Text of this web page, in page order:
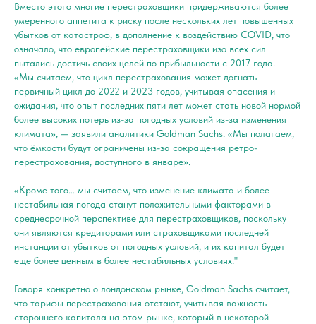
Вместо этого многие перестраховщики придерживаются более
умеренного аппетита к риску после нескольких лет повышенных
убытков от катастроф, в дополнение к воздействию COVID, что
означало, что европейские перестраховщики изо всех сил
пытались достичь своих целей по прибыльности с 2017 года.
«Мы считаем, что цикл перестрахования может догнать
первичный цикл до 2022 и 2023 годов, учитывая опасения и
ожидания, что опыт последних пяти лет может стать новой нормой
более высоких потерь из-за погодных условий из-за изменения
климата», — заявили аналитики Goldman Sachs. «Мы полагаем,
что ёмкости будут ограничены из-за сокращения ретро-
перестрахования, доступного в январе».
«Кроме того… мы считаем, что изменение климата и более
нестабильная погода станут положительными факторами в
среднесрочной перспективе для перестраховщиков, поскольку
они являются кредиторами или страховщиками последней
инстанции от убытков от погодных условий, и их капитал будет
еще более ценным в более нестабильных условиях."
Говоря конкретно о лондонском рынке, Goldman Sachs считает,
что тарифы перестрахования отстают, учитывая важность
стороннего капитала на этом рынке, который в некоторой